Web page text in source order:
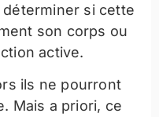
si cette
son corps ou
active.
ils ne pourront
Mais a priori, ce